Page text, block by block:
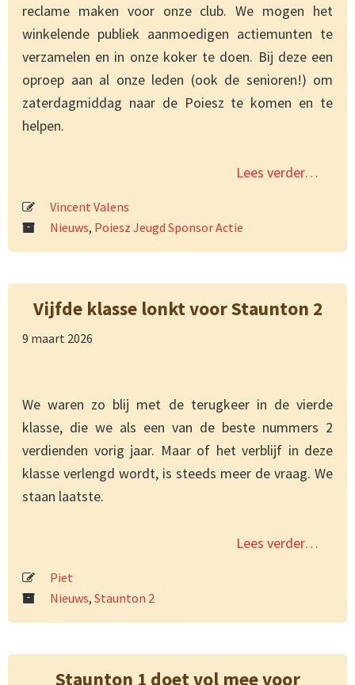
reclame maken voor onze club. We mogen het
winkelende publiek aanmoedigen actiemunten te
verzamelen en in onze koker te doen. Bij deze een
oproep aan al onze leden (ook de senioren!) om
zaterdagmiddag naar de Poiesz te komen en te
helpen.
Lees verder…
Vincent Valens
Nieuws, Poiesz Jeugd Sponsor Actie
Vijfde klasse lonkt voor Staunton 2
9 maart 2026
We waren zo blij met de terugkeer in de vierde
klasse, die we als een van de beste nummers 2
verdienden vorig jaar. Maar of het verblijf in deze
klasse verlengd wordt, is steeds meer de vraag. We
staan laatste.
Lees verder…
Piet
Nieuws, Staunton 2
Staunton 1 doet vol mee voor